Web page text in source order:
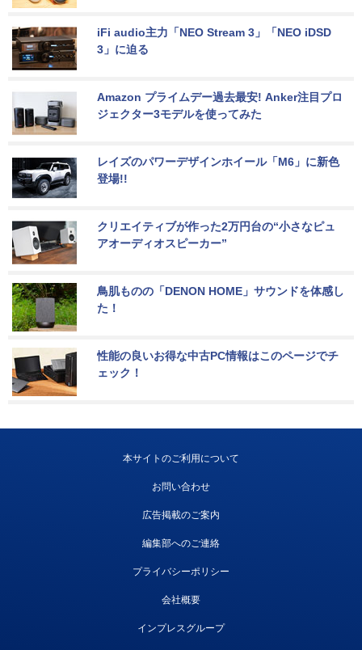
iFi audio主力「NEO Stream 3」「NEO iDSD
3」に迫る
Amazon プライムデー過去最安! Anker注目プロ
ジェクター3モデルを使ってみた
レイズのパワーデザインホイール「M6」に新色
登場!!
クリエイティブが作った2万円台の“小さなピュ
アオーディオスピーカー”
鳥肌ものの「DENON HOME」サウンドを体感し
た！
性能の良いお得な中古PC情報はこのページでチ
ェック！
本サイトのご利用について
お問い合わせ
広告掲載のご案内
編集部へのご連絡
プライバシーポリシー
会社概要
インプレスグループ